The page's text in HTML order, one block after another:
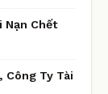
Nạn Chết
Công Ty Tài